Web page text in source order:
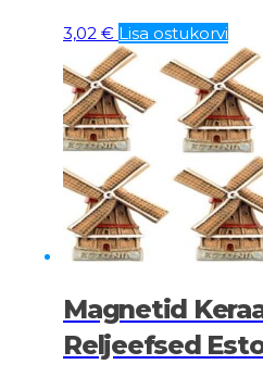
3,02 € Lisa ostukorvi
Magnetid
Reljeefsed